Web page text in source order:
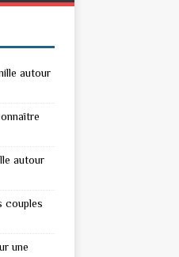
autour
autour
couples
une